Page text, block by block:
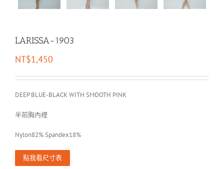
LARISSA-1903
NT$1,450
DEEP BLUE-BLACK WITH SMOOTH PINK
半前胸內裡
Nylon82% Spandex18%
點我看尺寸表